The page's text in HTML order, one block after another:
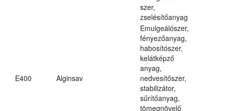
szer,
zselésítőanyag
E400 Alginsav
Emulgeálószer,
fényezőanyag,
habosítószer,
kelátképző
anyag,
nedvesítőszer,
stabilizátor,
sűrítőanyag,
tömegnövelő